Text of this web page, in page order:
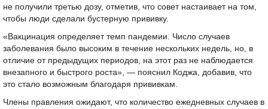
не получили третью дозу, отметив, что совет настаивает на том,
чтобы люди сделали бустерную прививку.
«Вакцинация определяет темп пандемии. Число случаев
заболевания было высоким в течение нескольких недель, но, в
отличие от предыдущих периодов, на этот раз не наблюдается
внезапного и быстрого роста», — пояснил Коджа, добавив, что
это стало возможным благодаря прививкам.
Члены правления ожидают, что количество ежедневных случаев в